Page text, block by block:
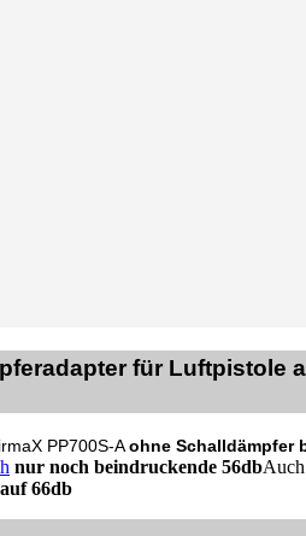
für Luftpistole
PP700S-Aohne Schalldämpfer
nur noch beindruckende 56db
66db